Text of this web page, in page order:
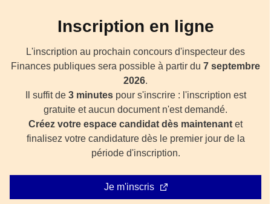
Inscription en ligne
L'inscription au prochain concours d'inspecteur des
Finances publiques sera possible à partir du 7 septembre
2026.
Il suffit de 3 minutespour s'inscrire : l'inscription est
gratuite et aucun document n'est demandé.
Créez votre espace candidat dès maintenant et
finalisez votre candidature dès le premier jour de la
période d'inscription.
Je m'inscris